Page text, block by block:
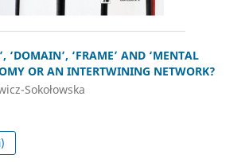
‘DOMAIN’, ‘FRAME’ AND ‘MENTAL
OR AN INTERTWINING NETWORK?
Sokołowska